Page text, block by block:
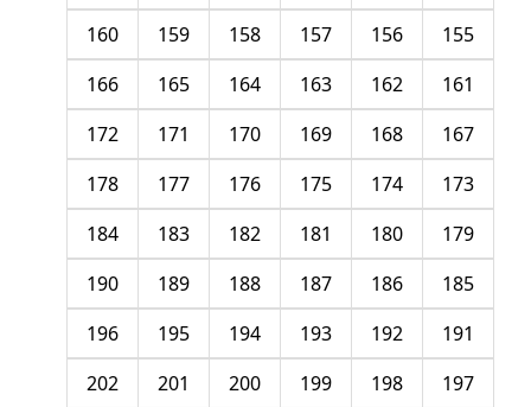
155
156
157
158
159
160
161
162
163
164
165
166
167
168
169
170
171
172
173
174
175
176
177
178
179
180
181
182
183
184
185
186
187
188
189
190
191
192
193
194
195
196
197
198
199
200
201
202